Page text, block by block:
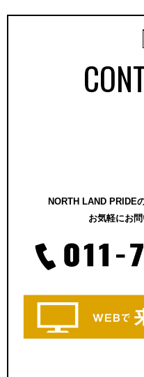
NORTH LAND PRIDE
お気軽にお問